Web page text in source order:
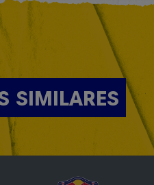
SIMILARES